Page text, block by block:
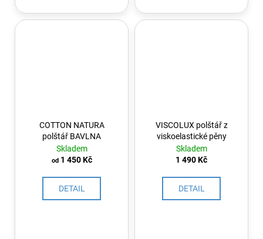
COTTON NATURA
polštář BAVLNA
Skladem
od1 450 Kč
DETAIL
VISCOLUX polštář z
viskoelastické pěny
Skladem
1 490 Kč
DETAIL